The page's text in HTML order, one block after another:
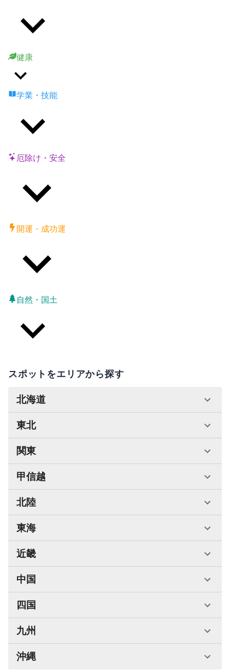
健康
学業・技能
厄除け・安全
開運・成功運
自然・国土
スポットをエリアから探す
北海道
東北
関東
甲信越
北陸
東海
近畿
中国
四国
九州
沖縄